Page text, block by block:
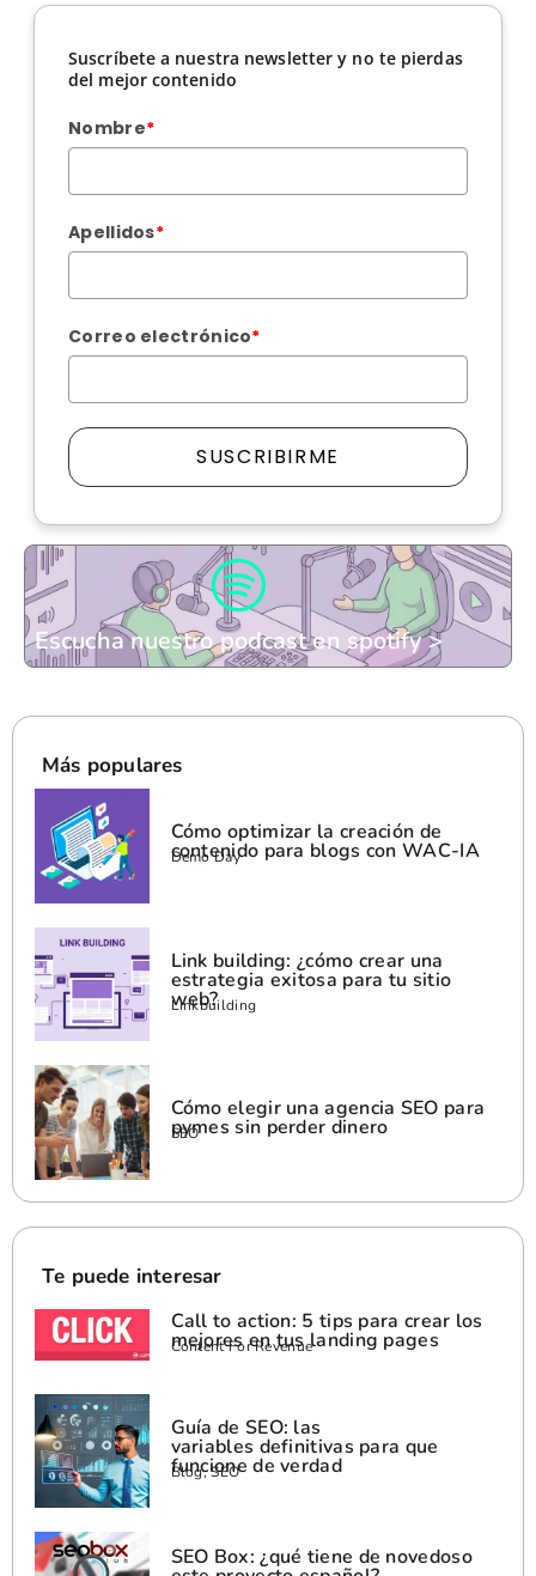
Suscríbete a nuestra newsletter y no te pierdas
del mejor contenido
Nombre*
Apellidos*
Correo electrónico*
SUSCRIBIRME
Escucha nuestro podcast en spotify >
Más populares
Cómo optimizar la creación de
contenido para blogs con WAC-IA
Demo Day
Link building: ¿cómo crear una
estrategia exitosa para tu sitio
web?
Linkbuilding
Cómo elegir una agencia SEO para
pymes sin perder dinero
SEO
Te puede interesar
Call to action: 5 tips para crear los
mejores en tus landing pages
Content For Revenue
Guía de SEO: las
variables definitivas para que
funcione de verdad
Blog, SEO
SEO Box: ¿qué tiene de novedoso